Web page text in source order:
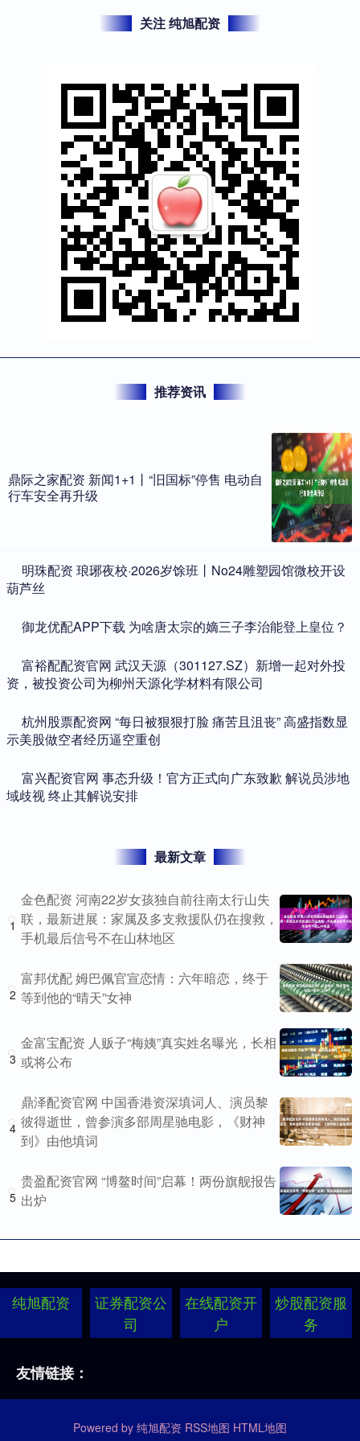
关注 纯旭配资
推荐资讯
鼎际之家配资 新闻1+1丨“旧国标”停售 电动自
行车安全再升级
​明珠配资 琅琊夜校·2026岁馀班丨No24雕塑园馆微校开设
葫芦丝
​御龙优配APP下载 为啥唐太宗的嫡三子李治能登上皇位？
​富裕配配资官网 武汉天源（301127.SZ）新增一起对外投
资，被投资公司为柳州天源化学材料有限公司
​杭州股票配资网 “每日被狠狠打脸 痛苦且沮丧” 高盛指数显
示美股做空者经历逼空重创
​富兴配资官网 事态升级！官方正式向广东致歉 解说员涉地
域歧视 终止其解说安排
最新文章
1
金色配资 河南22岁女孩独自前往南太行山失
联，最新进展：家属及多支救援队仍在搜救，
手机最后信号不在山林地区
2
富邦优配 姆巴佩官宣恋情：六年暗恋，终于
等到他的“晴天”女神
3
金富宝配资 人贩子“梅姨”真实姓名曝光，长相
或将公布
4
鼎泽配资官网 中国香港资深填词人、演员黎
彼得逝世，曾参演多部周星驰电影，《财神
到》由他填词
5
贵盈配资官网 “博鳌时间”启幕！两份旗舰报告
出炉
纯旭配资
证券配资公
司
在线配资开
户
炒股配资服
务
友情链接：
Powered by 纯旭配资 RSS地图 HTML地图